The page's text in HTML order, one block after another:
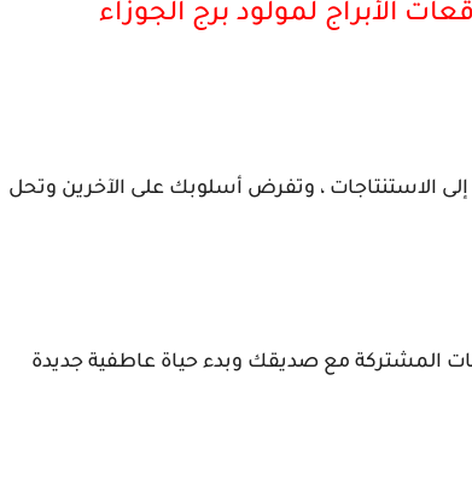
الاستنتاجات ، وتفرض أسلوبك على الآخرين وتحل
المشتركة مع صديقك وبدء حياة عاطفية جديدة